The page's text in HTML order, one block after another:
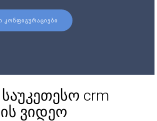
ᲙᲝᲜᲤᲘᲒᲣᲠᲐᲪᲘᲔᲑᲘ
საუკეთესო crm
ვიდეო